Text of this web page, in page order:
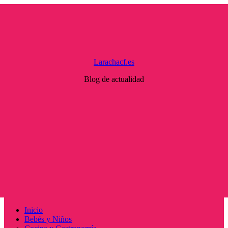
Larachacf.es
Blog de actualidad
Menú
principal
Inicio
Bebés y Niños